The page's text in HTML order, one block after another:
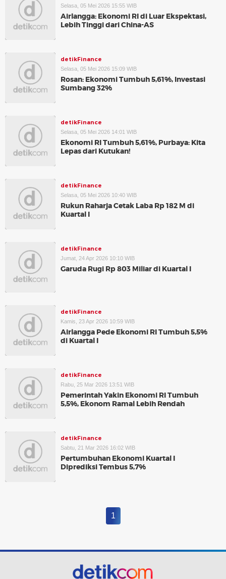
Selasa, 05 Mei 2026 15:55 WIB
Airlangga: Ekonomi RI di Luar Ekspektasi,
Lebih Tinggi dari China-AS
detikFinance
Selasa, 05 Mei 2026 15:09 WIB
Rosan: Ekonomi Tumbuh 5,61%, Investasi
Sumbang 32%
detikFinance
Selasa, 05 Mei 2026 14:01 WIB
Ekonomi RI Tumbuh 5,61%, Purbaya: Kita
Lepas dari Kutukan!
detikFinance
Selasa, 05 Mei 2026 10:40 WIB
Rukun Raharja Cetak Laba Rp 182 M di
Kuartal I
detikFinance
Jumat, 24 Apr 2026 10:10 WIB
Garuda Rugi Rp 803 Miliar di Kuartal I
detikFinance
Kamis, 23 Apr 2026 10:59 WIB
Airlangga Pede Ekonomi RI Tumbuh 5,5%
di Kuartal I
detikFinance
Rabu, 25 Mar 2026 13:51 WIB
Pemerintah Yakin Ekonomi RI Tumbuh
5,5%, Ekonom Ramal Lebih Rendah
detikFinance
Sabtu, 21 Mar 2026 16:02 WIB
Pertumbuhan Ekonomi Kuartal I
Diprediksi Tembus 5,7%
1